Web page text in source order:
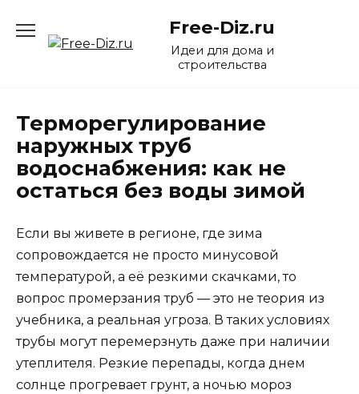
содержанию
Free-Diz.ru
Идеи для дома и
строительства
Терморегулирование
наружных труб
водоснабжения: как не
остаться без воды зимой
Если вы живете в регионе, где зима
сопровождается не просто минусовой
температурой, а её резкими скачками, то
вопрос промерзания труб — это не теория из
учебника, а реальная угроза. В таких условиях
трубы могут перемерзнуть даже при наличии
утеплителя. Резкие перепады, когда днем
солнце прогревает грунт, а ночью мороз